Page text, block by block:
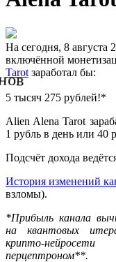
На сегодня, 8 августа
включённой
Tarot заработал бы:
5 тысяч 275 рублей!*
Alien Alena Tarot
1 рубль в день или 40
Подсчёт дохода
История изменений
взломы).
*Прибыль канала
на квантовых
крипто-
перцептроном**.